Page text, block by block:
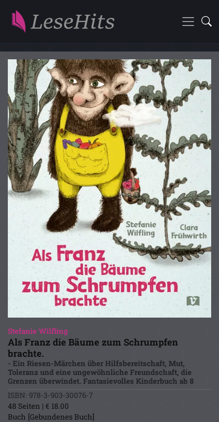
Stefanie Wilfling
Als Franz die Bäume zum Schrumpfen
brachte.
- Ein Riesen-Märchen über Hilfsbereitschaft, Mut,
Toleranz und eine ungewöhnliche Freundschaft, die
Grenzen überwindet. Fantasievolles Kinderbuch ab 8
ISBN: 978-3-903-30076-7
48 Seiten | € 18.00
Buch [Gebundenes Buch]